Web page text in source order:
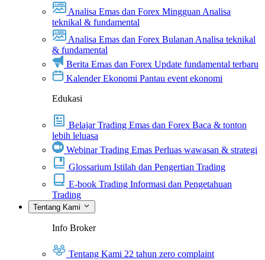
Analisa Emas dan Forex Mingguan Analisa
teknikal & fundamental
Analisa Emas dan Forex Bulanan Analisa teknikal
& fundamental
Berita Emas dan Forex Update fundamental terbaru
Kalender Ekonomi Pantau event ekonomi
Edukasi
Belajar Trading Emas dan Forex Baca & tonton
lebih leluasa
Webinar Trading Emas Perluas wawasan & strategi
Glossarium Istilah dan Pengertian Trading
E-book Trading Informasi dan Pengetahuan
Trading
Tentang Kami
Info Broker
Tentang Kami 22 tahun zero complaint